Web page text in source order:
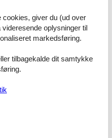
Summen vil blive indsat
ønsker i forbindelse med din
en mail til info@feline.dk eller
cookies, giver du (ud over
oplysninger til
markedsføring.
tilbagekalde dit samtykke